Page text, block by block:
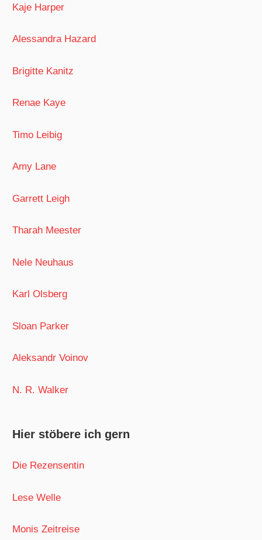
Kaje Harper
Alessandra Hazard
Brigitte Kanitz
Renae Kaye
Timo Leibig
Amy Lane
Garrett Leigh
Tharah Meester
Nele Neuhaus
Karl Olsberg
Sloan Parker
Aleksandr Voinov
N. R. Walker
Hier stöbere ich gern
Die Rezensentin
Lese Welle
Monis Zeitreise